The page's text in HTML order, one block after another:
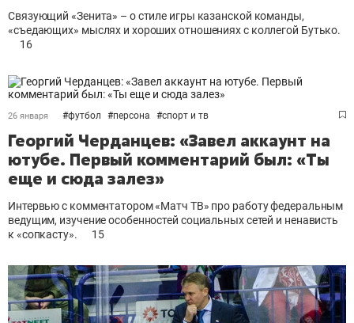
Связующий «Зенита» – о стиле игры казанской команды,
«съедающих» мыслях и хороших отношениях с коллегой Бутько.
16
26 января #футбол #персона #спорт и тв
Георгий Черданцев: «Завел аккаунт на
ютубе. Первый комментарий был: «Ты
еще и сюда залез»
Интервью с комментатором «Матч ТВ» про работу федеральным
ведущим, изучение особенностей социальных сетей и ненависть
к «сопкасту».
15